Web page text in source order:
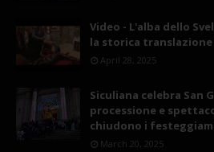
Video - L'alba dello
la storica translazione
April 28, 2025
Siculiana celebra San
processione e
chiudono i
March 20, 2025